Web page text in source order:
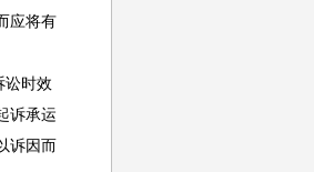
应将有
时效
诉承运
诉因而